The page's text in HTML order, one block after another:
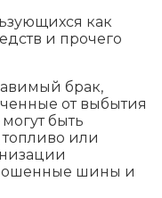
как
и прочего
брак,
от выбытия
быть
или
шины и